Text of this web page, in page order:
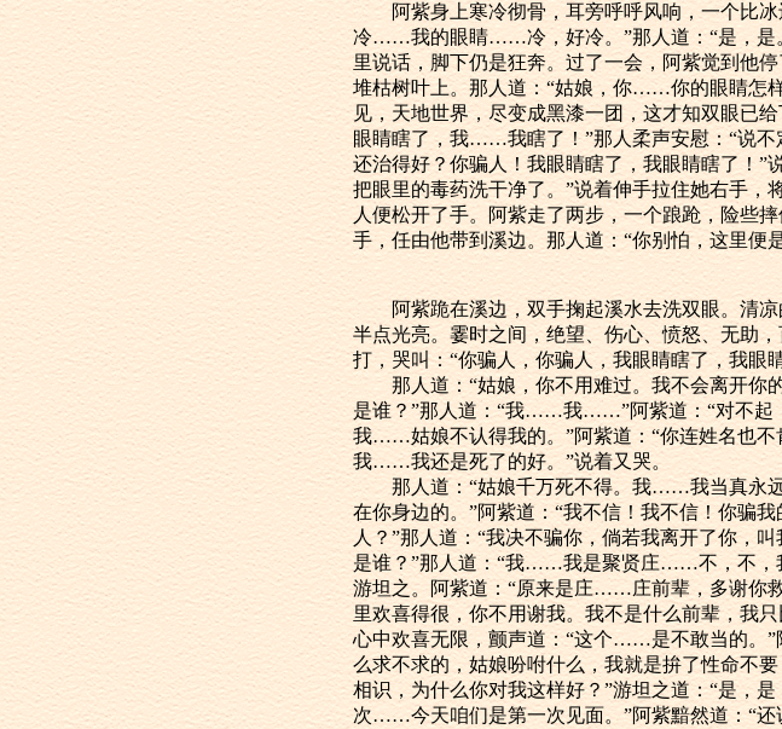
阿紫身上寒冷彻骨，耳旁呼呼风响，一个比冰
冷……我的眼睛……冷，好冷。”那人道：“是，是
里说话，脚下仍是狂奔。过了一会，阿紫觉到他
堆枯树叶上。那人道：“姑娘，你……你的眼睛怎
见，天地世界，尽变成黑漆一团，这才知双眼已
眼睛瞎了，我……我瞎了！”那人柔声安慰：“说不
还治得好？你骗人！我眼睛瞎了，我眼睛瞎了！”
把眼里的毒药洗干净了。”说着伸手拉住她右手，
人便松开了手。阿紫走了两步，一个踉跄，险些
手，任由他带到溪边。那人道：“你别怕，这里便
阿紫跪在溪边，双手掬起溪水去洗双眼。清凉
半点光亮。霎时之间，绝望、伤心、愤怒、无助
打，哭叫：“你骗人，你骗人，我眼睛瞎了，我眼
那人道：“姑娘，你不用难过。我不会离开你
是谁？”那人道：“我……我……”阿紫道：“对不起
我……姑娘不认得我的。”阿紫道：“你连姓名也
我……我还是死了的好。”说着又哭。
那人道：“姑娘千万死不得。我……我当真永远
在你身边的。”阿紫道：“我不信！我不信！你骗
人？”那人道：“我决不骗你，倘若我离开了你，
是谁？”那人道：“我……我是聚贤庄……不，不，
游坦之。阿紫道：“原来是庄……庄前辈，多谢你
里欢喜得很，你不用谢我。我不是什么前辈，我
心中欢喜无限，颤声道：“这个……是不敢当的。”
么求不求的，姑娘吩咐什么，我就是拚了性命不
相识，为什么你对我这样好？”游坦之道：“是，
次……今天咱们是第一次见面。”阿紫黯然道：“还